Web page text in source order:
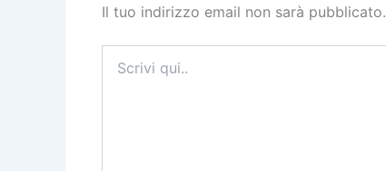
Il tuo indirizzo email non sarà pubblicato.
qui..